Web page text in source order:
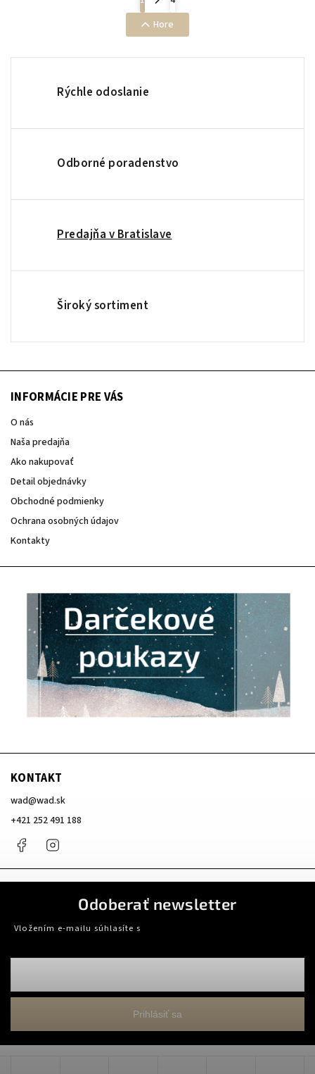
Hore
Rýchle odoslanie
Odborné poradenstvo
Predajňa v Bratislave
Široký sortiment
INFORMÁCIE PRE VÁS
O nás
Naša predajňa
Ako nakupovať
Detail objednávky
Obchodné podmienky
Ochrana osobných údajov
Kontakty
KONTAKT
wad@wad.sk
+421 252 491 188
Facebook
Odoberať newsletter
Vložením e-mailu súhlasíte s
Prihlásiť sa